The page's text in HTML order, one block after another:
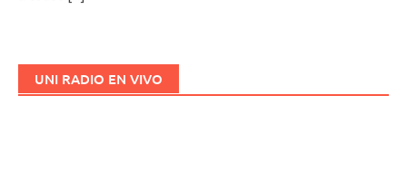
UNI RADIO EN VIVO